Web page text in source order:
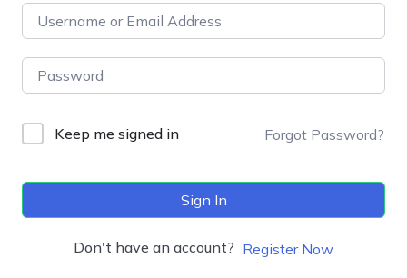
Keep me signed in Forgot Password?
Sign In
Don't have an account? Register Now